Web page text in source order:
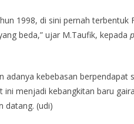
1998, di sini pernah terbentuk
beda,” ujar M.Taufik, kepada
kebebasan berpendapat
menjadi kebangkitan baru
datang. (udi)